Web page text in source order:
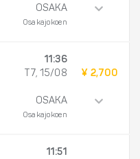
OSAKA
Osakajokoen
11:36
T7, 15/08
OSAKA
Osakajokoen
¥ 2,700
11:51